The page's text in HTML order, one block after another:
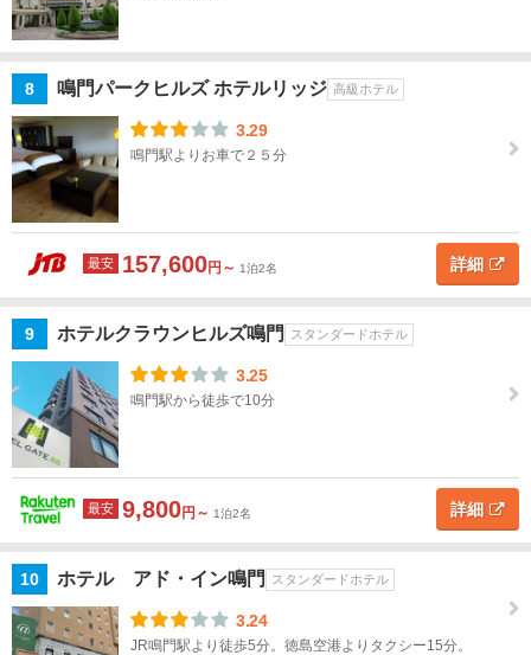
祖
谷・
ら
橋・
剣山
阿波
池
吉野
辺
南・
日和
那賀
香
愛
媛
8 鳴門パークヒルズ ホテルリッジ 高級ホテル
3.29
鳴門駅よりお車で２５分
最安 157,600円～ 1泊2名 詳細
9 ホテルクラウンヒルズ鳴門 スタンダードホテル
3.25
鳴門駅から徒歩で10分
最安 9,800円～ 1泊2名 詳細
10 ホテル アド・イン鳴門 スタンダードホテル
3.24
JR鳴門駅より徒歩5分。徳島空港よりタクシー15分。